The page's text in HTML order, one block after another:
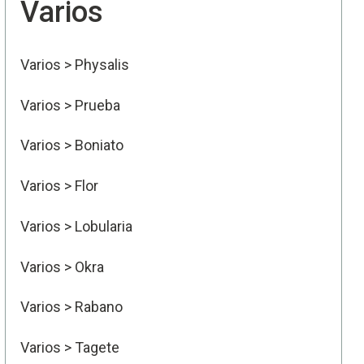
Varios
Varios > Physalis
Varios > Prueba
Varios > Boniato
Varios > Flor
Varios > Lobularia
Varios > Okra
Varios > Rabano
Varios > Tagete